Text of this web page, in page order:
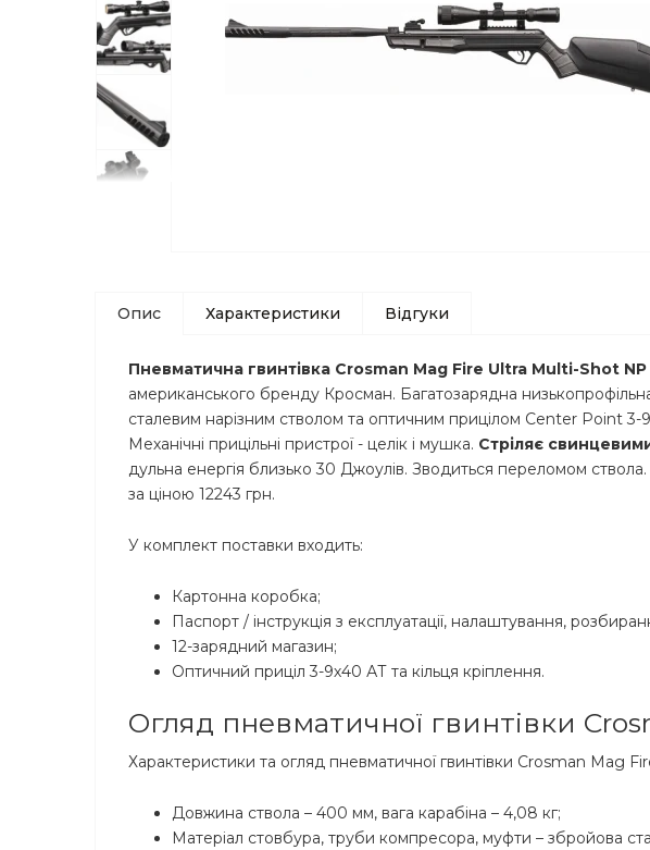
Опис Характеристики Відгуки
Пневматична гвинтівка Crosman Mag Fire Ultra Multi-Shot NP
американського бренду Кросман. Багатозарядна
сталевим нарізним стволом та оптичним прицілом Center Point
Механічні прицільні пристрої - целік і мушка. Стріляє
дульна енергія близько 30 Джоулів. Зводиться переломом
за ціною 12243 грн.
У комплект поставки входить:
Картонна коробка;
Паспорт / інструкція з експлуатації, налаштування,
12-зарядний магазин;
Оптичний приціл 3-9х40 АТ та кільця кріплення.
Огляд пневматичної гвинтівки
Характеристики та огляд пневматичної гвинтівки Crosman Mag
Довжина ствола – 400 мм, вага карабіна – 4,08 кг;
Матеріал стовбура, труби компресора, муфти – збройова